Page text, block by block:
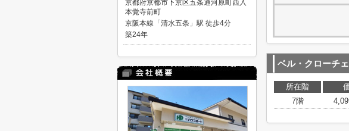
ベル・クローチ
所在階
7階
京都府京都市下京区五条通河原町西入
本覚寺前町
京阪本線「清水五条」駅 徒歩4分
築24年